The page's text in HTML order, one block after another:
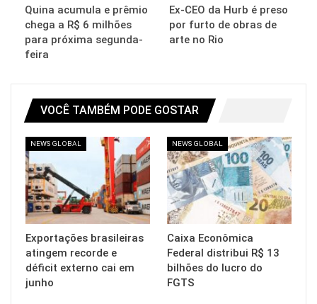
Quina acumula e prêmio
chega a R$ 6 milhões
para próxima segunda-
feira
Ex-CEO da Hurb é preso
por furto de obras de
arte no Rio
VOCÊ TAMBÉM PODE GOSTAR
NEWS GLOBAL
Exportações brasileiras
atingem recorde e
déficit externo cai em
junho
NEWS GLOBAL
Caixa Econômica
Federal distribui R$ 13
bilhões do lucro do
FGTS